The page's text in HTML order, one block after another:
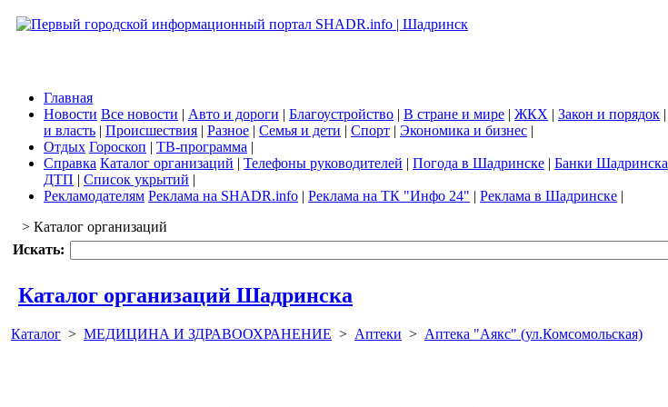
Главная
Новости Все новости | Авто и дороги | Благоустройство | В стране и мире | ЖКХ | Закон и порядок |
и власть | Происшествия | Разное | Семья и дети | Спорт | Экономика и бизнес |
Отдых Гороскоп | ТВ-программа |
Справка Каталог организаций | Телефоны руководителей | Погода в Шадринске | Банки Шадринска
ДТП | Список укрытий |
Рекламодателям Реклама на SHADR.info | Реклама на ТК "Инфо 24" | Реклама в Шадринске |
> Каталог организаций
Искать:
Каталог организаций Шадринска
Каталог > МЕДИЦИНА И ЗДРАВООХРАНЕНИЕ > Аптеки > Аптека "Аякс" (ул.Комсомольская)